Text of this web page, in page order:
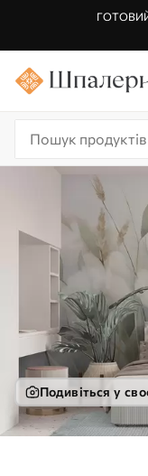
ГОТОВИЙ
Подивіться у